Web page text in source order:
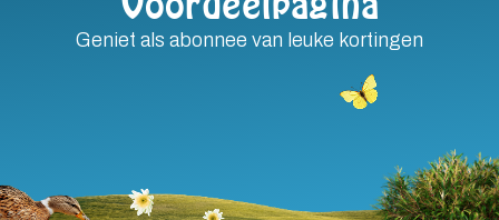
Geniet als abonnee van leuke kortingen